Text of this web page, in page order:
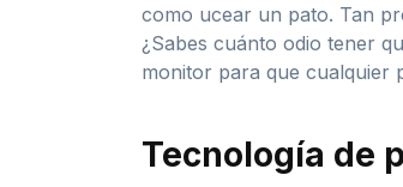
como ucear un pato. Tan
¿Sabes cuánto odio tener
monitor para que cualquier
Tecnología de